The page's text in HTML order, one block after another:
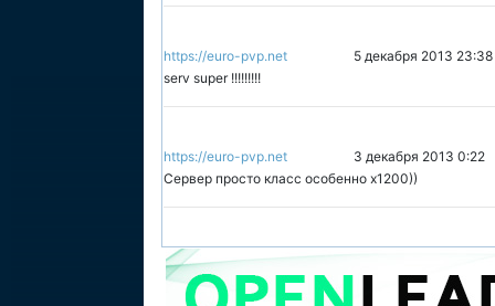
https://euro-pvp.net
5 декабря 2013 23:38
serv super !!!!!!!!!
https://euro-pvp.net
3 декабря 2013 0:22
Сервер просто класс особенно х1200))